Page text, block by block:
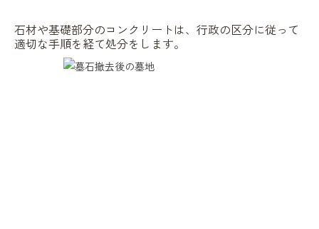
石材や基礎部分のコンクリートは、行政の区分に従って
適切な手順を経て処分をします。